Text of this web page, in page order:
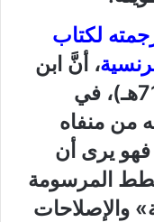
لكتاب
، أنَّ ابن
تيمية صنّفه ما بين (709- 712هـ)، في
من منفاه
فهو يرى أن
المرسومة
والإصلاحات